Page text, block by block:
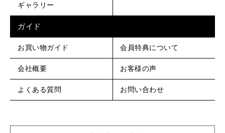
ギャラリー
ガイド
お買い物ガイド 会員特典について
会社概要 お客様の声
よくある質問 お問い合わせ